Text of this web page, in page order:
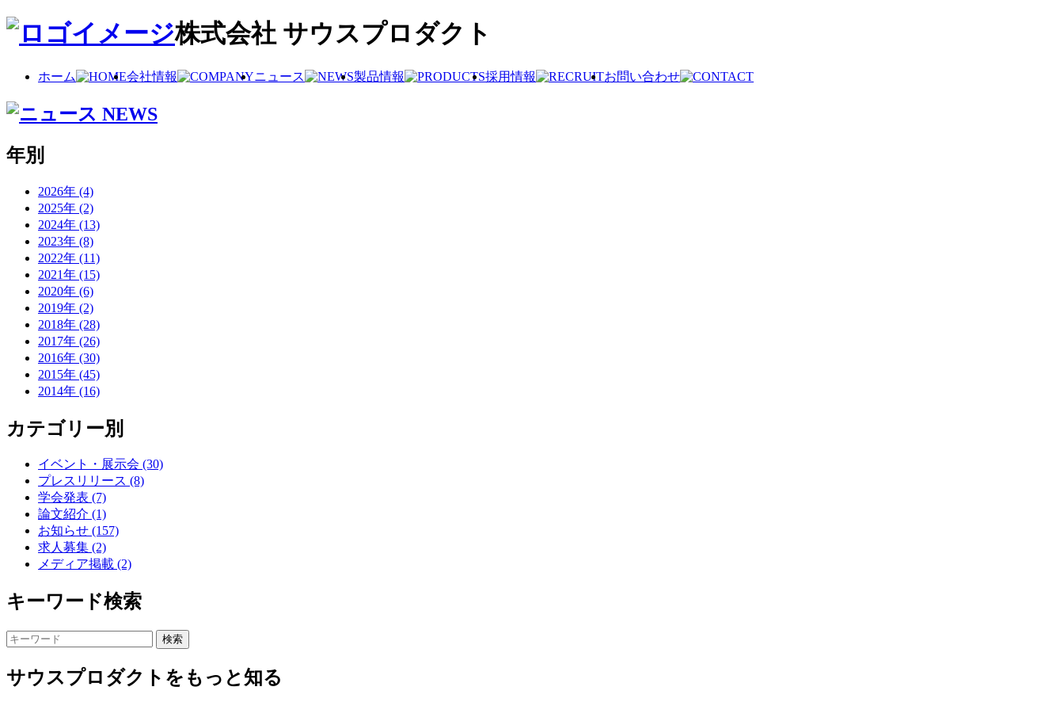
株式会社 サウスプロダクト
ホーム 会社情報 ニュース 製品情報 採用情報 お問い合わせ
年別
2026年 (4)
2025年 (2)
2024年 (13)
2023年 (8)
2022年 (11)
2021年 (15)
2020年 (6)
2019年 (2)
2018年 (28)
2017年 (26)
2016年 (30)
2015年 (45)
2014年 (16)
カテゴリー別
イベント・展示会 (30)
プレスリリース (8)
学会発表 (7)
論文紹介 (1)
お知らせ (157)
求人募集 (2)
メディア掲載 (2)
キーワード検索
サウスプロダクトをもっと知る